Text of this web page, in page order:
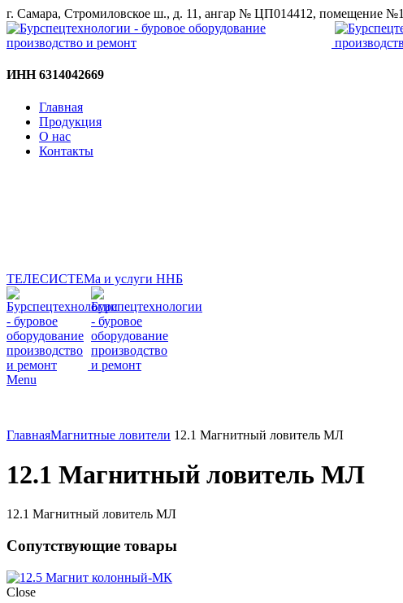
г. Самара, Стромиловское ш., д. 11, ангар № ЦП014412, помещение №1
ИНН 6314042669
Главная
Продукция
О нас
Контакты
ТЕЛЕСИСТЕМа и услуги ННБ
Menu
ГлавнаяМагнитные ловители 12.1 Магнитный ловитель МЛ
12.1 Магнитный ловитель МЛ
12.1 Магнитный ловитель МЛ
Сопутствующие товары
Close